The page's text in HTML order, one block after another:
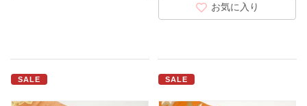
お気に入り
SALE SALE